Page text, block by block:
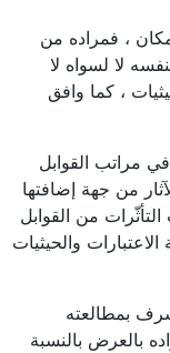
، فمراده من
لا لسواه لا
، كما وافق
مراتب القوابل
من جهة إضافتها
من القوابل
والحيثيات
بمطالعته
بالعرض بالنسبة